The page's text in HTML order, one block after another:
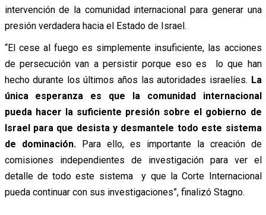
intervención de la comunidad internacional para generar una
presión verdadera hacia el Estado de Israel.
“El cese al fuego es simplemente insuficiente, las acciones
de persecución van a persistir porque eso es lo que han
hecho durante los últimos años las autoridades israelíes. La
única esperanza es que la comunidad internacional
pueda hacer la suficiente presión sobre el gobierno de
Israel para que desista y desmantele todo este sistema
de dominación. Para ello, es importante la creación de
comisiones independientes de investigación para ver el
detalle de todo este sistema y que la Corte Internacional
pueda continuar con sus investigaciones”, finalizó Stagno.